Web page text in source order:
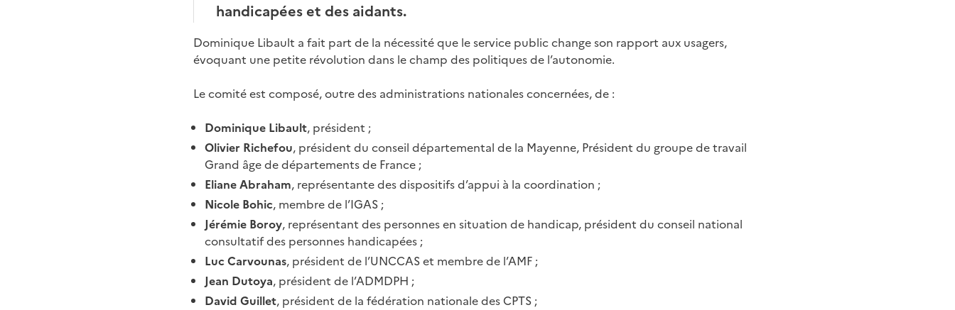
handicapées et des aidants.
Dominique Libault a fait part de la nécessité que le service public change son rapport aux usagers,
évoquant une petite révolution dans le champ des politiques de l’autonomie.
Le comité est composé, outre des administrations nationales concernées, de :
Dominique Libault, président ;
Olivier Richefou, président du conseil départemental de la Mayenne, Président du groupe de travail
Grand âge de départements de France ;
Eliane Abraham, représentante des dispositifs d’appui à la coordination ;
Nicole Bohic, membre de l’IGAS ;
Jérémie Boroy, représentant des personnes en situation de handicap, président du conseil national
consultatif des personnes handicapées ;
Luc Carvounas, président de l’UNCCAS et membre de l’AMF ;
Jean Dutoya, président de l’ADMDPH ;
David Guillet, président de la fédération nationale des CPTS ;